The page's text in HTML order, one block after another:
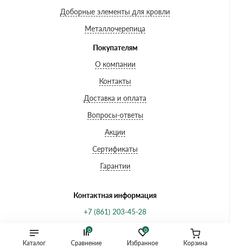
Каталог
0
Избранное
0
Сравнение Корзина
Доборные элементы для кровли
Металлочерепица
Покупателям
О компании
Контакты
Доставка и оплата
Вопросы-ответы
Акции
Сертификаты
Гарантии
Контактная информация
+7 (861) 203-45-28
kld@krovlya-ld.ru
Краснодар, Симферопольская